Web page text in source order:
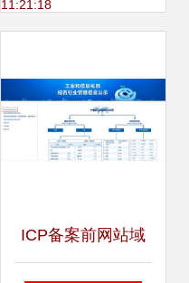
11:21:18
ICP备案前网站域